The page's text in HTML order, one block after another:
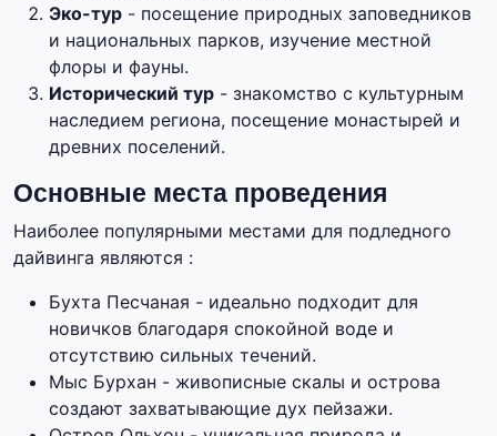
Эко-тур - посещение природных заповедников
и национальных парков, изучение местной
флоры и фауны.
Исторический тур - знакомство с культурным
наследием региона, посещение монастырей и
древних поселений.
Основные места проведения
Наиболее популярными местами для подледного
дайвинга являются :
Бухта Песчаная - идеально подходит для
новичков благодаря спокойной воде и
отсутствию сильных течений.
Мыс Бурхан - живописные скалы и острова
создают захватывающие дух пейзажи.